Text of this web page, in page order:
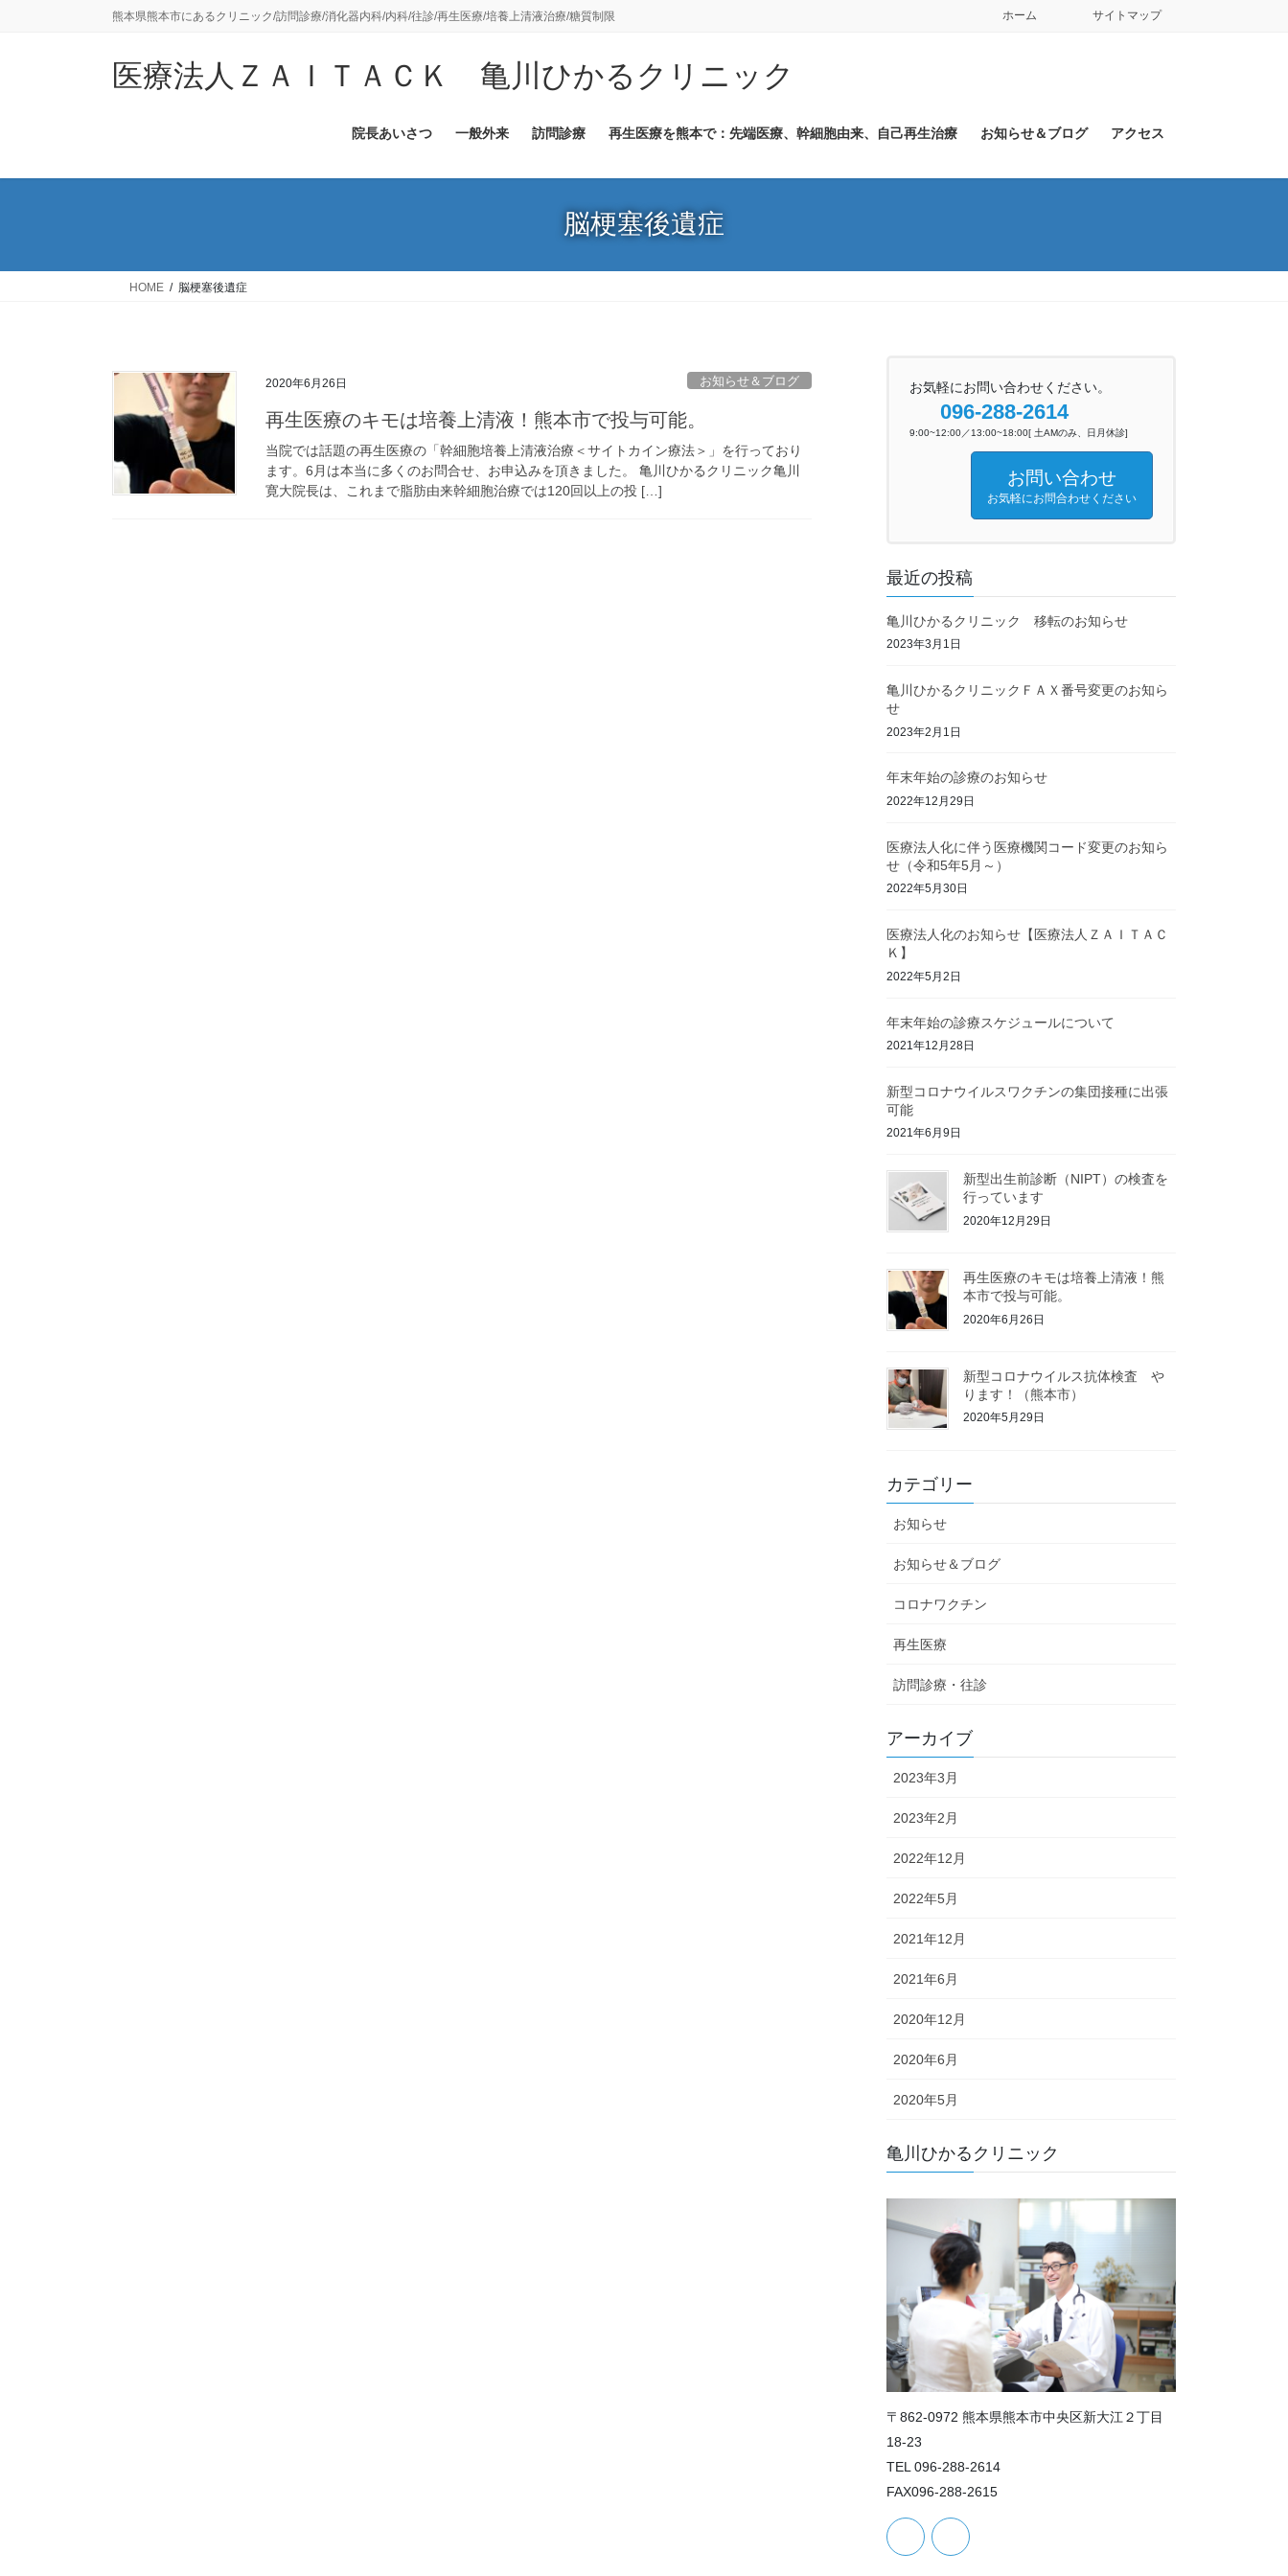
熊本県熊本市にあるクリニック/訪問診療/消化器内科/内科/往診/再生医療/培養上清液治療/糖質制限 ホーム サイトマップ
医療法人ＺＡＩＴＡＣＫ 亀川ひかるクリニック
院長あいさつ 一般外来 訪問診療 再生医療を熊本で：先端医療、幹細胞由来、自己再生治療 お知らせ＆ブログ アクセス
脳梗塞後遺症
HOME 脳梗塞後遺症
2020年6月26日 お知らせ＆ブログ
再生医療のキモは培養上清液！熊本市で投与可能。
当院では話題の再生医療の「幹細胞培養上清液治療＜サイトカイン療法＞」を行っており
ます。6月は本当に多くのお問合せ、お申込みを頂きました。 亀川ひかるクリニック亀川
寛大院長は、これまで脂肪由来幹細胞治療では120回以上の投 […]
お気軽にお問い合わせください。
096-288-2614
9:00~12:00／13:00~18:00[ 土AMのみ、日月休診]
お問い合わせ
お気軽にお問合わせください
最近の投稿
亀川ひかるクリニック 移転のお知らせ
2023年3月1日
亀川ひかるクリニックＦＡＸ番号変更のお知ら
せ
2023年2月1日
年末年始の診療のお知らせ
2022年12月29日
医療法人化に伴う医療機関コード変更のお知ら
せ（令和5年5月～）
2022年5月30日
医療法人化のお知らせ【医療法人ＺＡＩＴＡＣ
Ｋ】
2022年5月2日
年末年始の診療スケジュールについて
2021年12月28日
新型コロナウイルスワクチンの集団接種に出張
可能
2021年6月9日
新型出生前診断（NIPT）の検査を
行っています
2020年12月29日
再生医療のキモは培養上清液！熊
本市で投与可能。
2020年6月26日
新型コロナウイルス抗体検査 や
ります！（熊本市）
2020年5月29日
カテゴリー
お知らせ
お知らせ＆ブログ
コロナワクチン
再生医療
訪問診療・往診
アーカイブ
2023年3月
2023年2月
2022年12月
2022年5月
2021年12月
2021年6月
2020年12月
2020年6月
2020年5月
亀川ひかるクリニック
〒862-0972 熊本県熊本市中央区新大江２丁目
18-23
TEL 096-288-2614
FAX096-288-2615